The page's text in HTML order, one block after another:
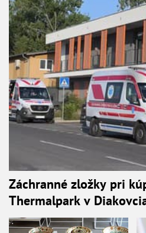
Záchranné zložky pri
Thermalpark v